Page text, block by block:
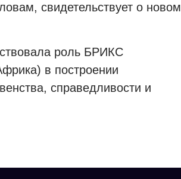
свидетельствует о новом
роль БРИКС
в построении
справедливости и